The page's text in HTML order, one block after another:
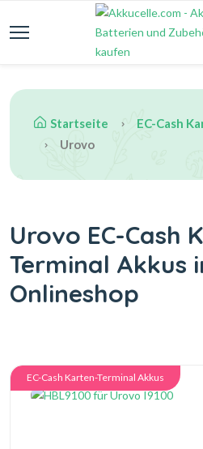
Startseite
EC-Cash
Urovo
Urovo EC-Cash
Terminal Akkus
Onlineshop
EC-Cash Karten-Terminal Akkus